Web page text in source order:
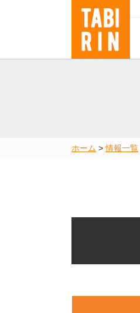
地図から検索
ホーム >情報一覧